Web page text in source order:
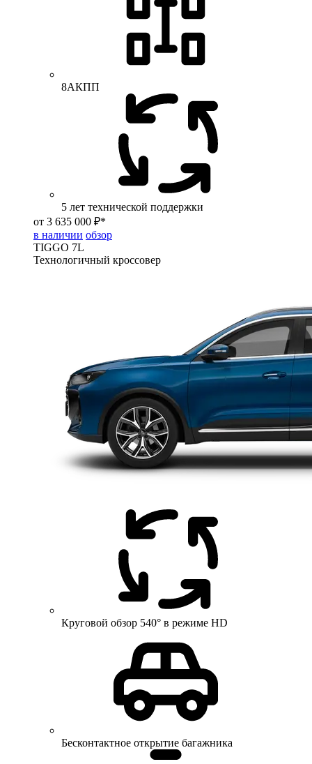
8АКПП
5 лет технической поддержки
от 3 635 000 ₽*
в наличии обзор
TIGGO 7L
Технологичный кроссовер
Круговой обзор 540° в режиме HD
Бесконтактное открытие багажника